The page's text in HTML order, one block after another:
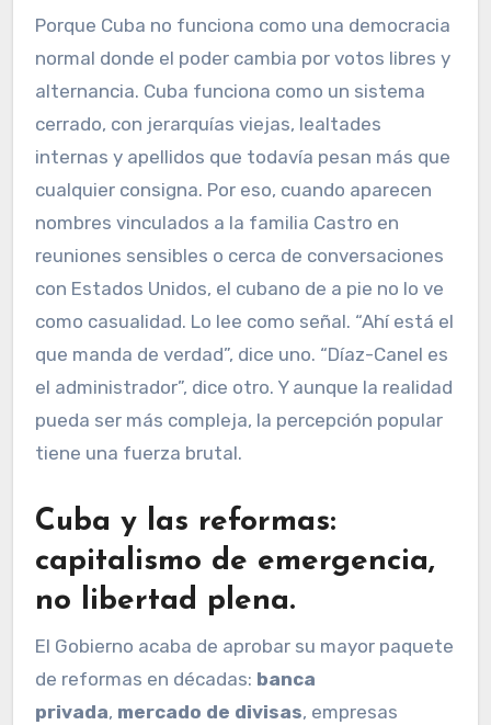
Porque Cuba no funciona como una democracia
normal donde el poder cambia por votos libres y
alternancia. Cuba funciona como un sistema
cerrado, con jerarquías viejas, lealtades
internas y apellidos que todavía pesan más que
cualquier consigna. Por eso, cuando aparecen
nombres vinculados a la familia Castro en
reuniones sensibles o cerca de conversaciones
con Estados Unidos, el cubano de a pie no lo ve
como casualidad. Lo lee como señal. “Ahí está el
que manda de verdad”, dice uno. “Díaz-Canel es
el administrador”, dice otro. Y aunque la realidad
pueda ser más compleja, la percepción popular
tiene una fuerza brutal.
Cuba y las reformas:
capitalismo de emergencia,
no libertad plena.
El Gobierno acaba de aprobar su mayor paquete
de reformas en décadas: banca
privada, mercado de divisas, empresas